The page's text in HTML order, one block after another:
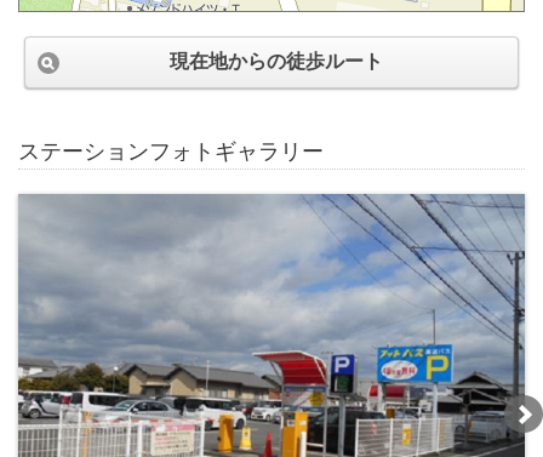
現在地からの徒歩ルート
ステーションフォトギャラリー